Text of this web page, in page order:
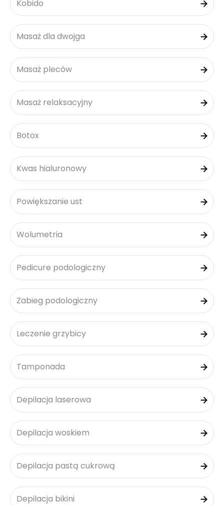
Kobido
Masaż dla dwojga
Masaż pleców
Masaż relaksacyjny
Botox
Kwas hialuronowy
Powiększanie ust
Wolumetria
Pedicure podologiczny
Zabieg podologiczny
Leczenie grzybicy
Tamponada
Depilacja laserowa
Depilacja woskiem
Depilacja pastą cukrową
Depilacja bikini